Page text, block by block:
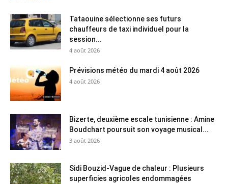
Tataouine sélectionne ses futurs
chauffeurs de taxi individuel pour la
session...
4 août 2026
Prévisions météo du mardi 4 août 2026
4 août 2026
Bizerte, deuxième escale tunisienne : Amine
Boudchart poursuit son voyage musical...
3 août 2026
Sidi Bouzid-Vague de chaleur : Plusieurs
superficies agricoles endommagées